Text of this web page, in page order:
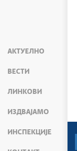
АКТУЕЛНО
ВЕСТИ
ЛИНКОВИ
ИЗДВАЈАМО
ИНСПЕКЦИЈЕ